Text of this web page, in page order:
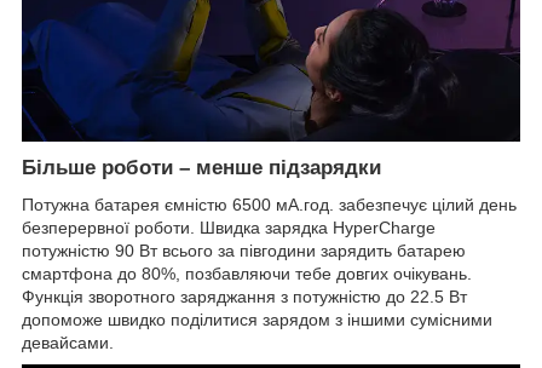
Більше роботи – менше підзарядки
Потужна батарея ємністю 6500 мА.год. забезпечує цілий день
безперервної роботи. Швидка зарядка HyperCharge
потужністю 90 Вт всього за півгодини зарядить батарею
смартфона до 80%, позбавляючи тебе довгих очікувань.
Функція зворотного заряджання з потужністю до 22.5 Вт
допоможе швидко поділитися зарядом з іншими сумісними
девайсами.